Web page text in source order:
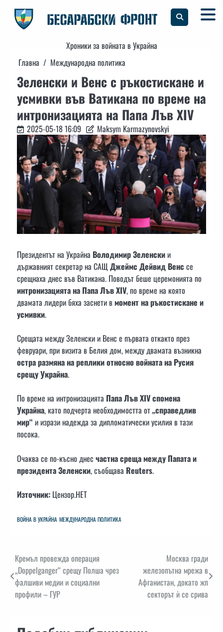
content
Хроники за войната в Украйна
Главна
Международна политика
Зеленски и Венс с ръкостискане и
усмивки във Ватикана по време на
интронизацията на Папа Лъв XIV
2025-05-18 16:09 Maksym Karmazynovskyi
Президентът на Украйна Володимир Зеленскии
държавният секретар на САЩДжеймс Дейвид Венс се
срещнаха днес във Ватикана. Поводът беше церемонията по
интронизацията на Папа Лъв XIV, по време на която
двамата лидери бяха заснети вмомент на ръкостискане и
усмивки.
Срещата между Зеленски и Венс е първата откакто през
февруари, при визита в Белия дом, между двамата възникна
остра размяна на реплики относно войната на Русия
срещу Украйна.
По време на интронизацията Папа Лъв XIV спомена
Украйна, като подчерта необходимостта от„справедлив
мир“ и изрази надежда за дипломатически усилия в тази
посока.
Очаква се по-късно днес частна среща между Папата и
президента Зеленски, съобщава Reuters.
Източник: Цензор.НЕТ
ВОЙНА В УКРАЙНА МЕЖДУНАРОДНА ПОЛИТИКА
Навигация
Кремъл провежда операция
„Doppelganger“ срещу Полша чрез
фалшиви медии и социални
профили – ГУР
Москва гради
железопътна мрежа в
Афганистан, докато жп
секторът ѝ се срива